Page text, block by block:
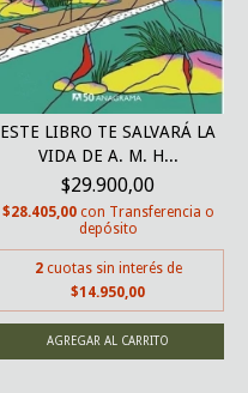
ESTE LIBRO TE SALVARÁ LA
VIDA DE A. M. H...
$29.900,00
$28.405,00 con Transferencia o
depósito
2 cuotas sin interés de
$14.950,00